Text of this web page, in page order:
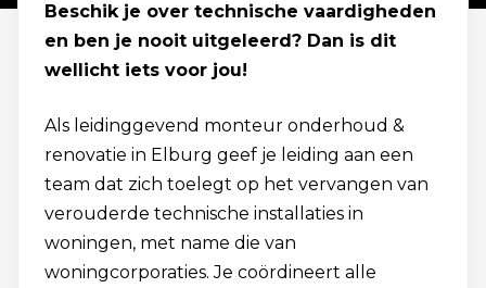
Beschik je over technische vaardigheden
en ben je nooit uitgeleerd? Dan is dit
wellicht iets voor jou!
Als leidinggevend monteur onderhoud &
renovatie in Elburg geef je leiding aan een
team dat zich toelegt op het vervangen van
verouderde technische installaties in
woningen, met name die van
woningcorporaties. Je coördineert alle